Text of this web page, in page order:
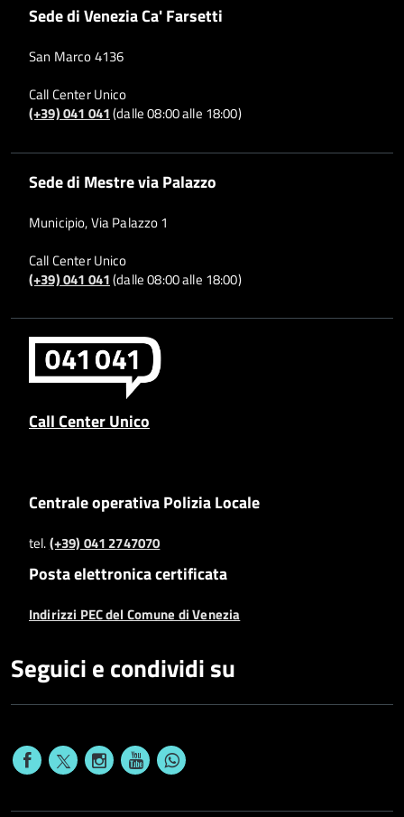
Sede di Venezia Ca' Farsetti
San Marco 4136
Call Center Unico
(+39) 041 041(dalle 08:00 alle 18:00)
Sede di Mestre via Palazzo
Municipio, Via Palazzo 1
Call Center Unico
(+39) 041 041(dalle 08:00 alle 18:00)
Call Center Unico
Centrale operativa Polizia Locale
tel.(+39) 041 2747070
Posta elettronica certificata
Indirizzi PEC del Comune di Venezia
Seguici e condividi su